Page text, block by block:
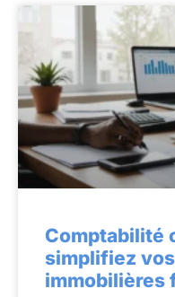
Comptabilité
simplifiez
immobilières